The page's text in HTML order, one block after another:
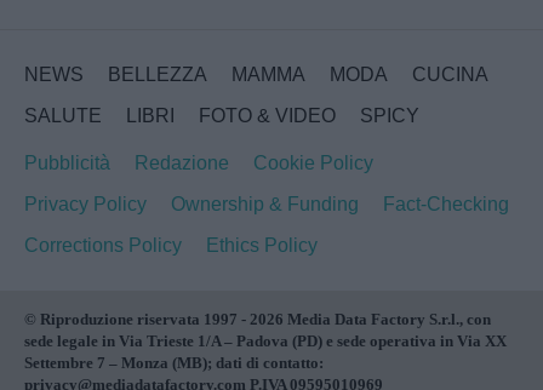
NEWS BELLEZZA MAMMA MODA
CUCINA
SALUTE
LIBRI FOTO & VIDEO SPICY
Pubblicità Redazione
Cookie Policy
Privacy Policy
Ownership & Funding
Fact-Checking
Corrections Policy
Ethics Policy
© Riproduzione riservata 1997 - 2026 Media Data Factory S.r.l., con
sede legale in Via Trieste 1/A – Padova (PD) e sede operativa in Via XX
Settembre 7 – Monza (MB); dati di contatto:
privacy@mediadatafactory.com P.IVA 09595010969